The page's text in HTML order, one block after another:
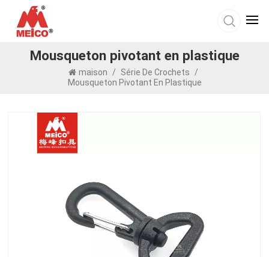
Mousqueton pivotant en plastique
maison / Série De Crochets
/
Mousqueton Pivotant En Plastique